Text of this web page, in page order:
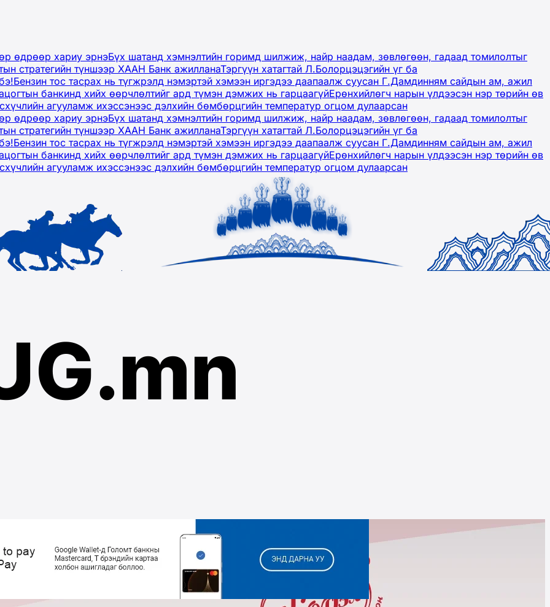
өдрөөр хариу эрнэБүх шатанд хэмнэлтийн горимд шилжиж, найр наадам, зөвлөгөөн, гадаад томилолтыг
стратегийн түншээр ХААН Банк ажилланаТэргүүн хатагтай Л.Болорцэцэгийн үг ба
Бензин тос тасрах нь түгжрэлд нэмэртэй хэмээн иргэдээ даапаалж суусан Г.Дамдинням сайдын ам, ажил
банкинд хийх өөрчлөлтийг ард түмэн дэмжих нь гарцаагүйЕрөнхийлөгч нарын үлдээсэн нэр төрийн өв
агууламж ихэссэнээс дэлхийн бөмбөрцгийн температур огцом дулаарсан
өдрөөр хариу эрнэБүх шатанд хэмнэлтийн горимд шилжиж, найр наадам, зөвлөгөөн, гадаад томилолтыг
стратегийн түншээр ХААН Банк ажилланаТэргүүн хатагтай Л.Болорцэцэгийн үг ба
Бензин тос тасрах нь түгжрэлд нэмэртэй хэмээн иргэдээ даапаалж суусан Г.Дамдинням сайдын ам, ажил
банкинд хийх өөрчлөлтийг ард түмэн дэмжих нь гарцаагүйЕрөнхийлөгч нарын үлдээсэн нэр төрийн өв
агууламж ихэссэнээс дэлхийн бөмбөрцгийн температур огцом дулаарсан